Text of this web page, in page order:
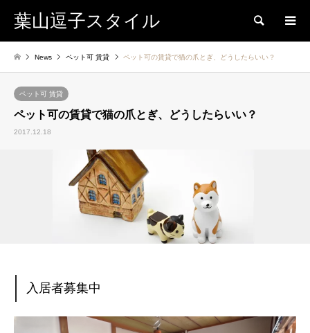
葉山逗子スタイル 検索
News ペット可 賃貸 ペット可の賃貸で猫の爪とぎ、どうしたらいい？
ペット可 賃貸
ペット可の賃貸で猫の爪とぎ、どうしたらいい？
2017.12.18
入居者募集中